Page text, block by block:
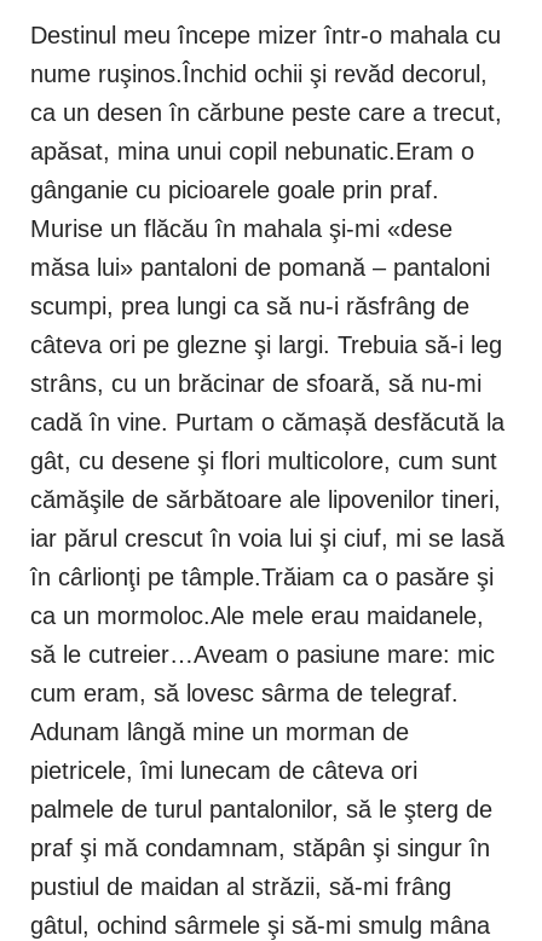
Destinul meu începe mizer într-o mahala cu
nume ruşinos.Închid ochii şi revăd decorul,
ca un desen în cărbune peste care a trecut,
apăsat, mina unui copil nebunatic.Eram o
gânganie cu picioarele goale prin praf.
Murise un flăcău în mahala şi-mi «dese
măsa lui» pantaloni de pomană – pantaloni
scumpi, prea lungi ca să nu-i răsfrâng de
câteva ori pe glezne şi largi. Trebuia să-i leg
strâns, cu un brăcinar de sfoară, să nu-mi
cadă în vine. Purtam o cămașă desfăcută la
gât, cu desene şi flori multicolore, cum sunt
cămăşile de sărbătoare ale lipovenilor tineri,
iar părul crescut în voia lui şi ciuf, mi se lasă
în cârlionţi pe tâmple.Trăiam ca o pasăre şi
ca un mormoloc.Ale mele erau maidanele,
să le cutreier…Aveam o pasiune mare: mic
cum eram, să lovesc sârma de telegraf.
Adunam lângă mine un morman de
pietricele, îmi lunecam de câteva ori
palmele de turul pantalonilor, să le şterg de
praf şi mă condamnam, stăpân şi singur în
pustiul de maidan al străzii, să-mi frâng
gâtul, ochind sârmele şi să-mi smulg mâna